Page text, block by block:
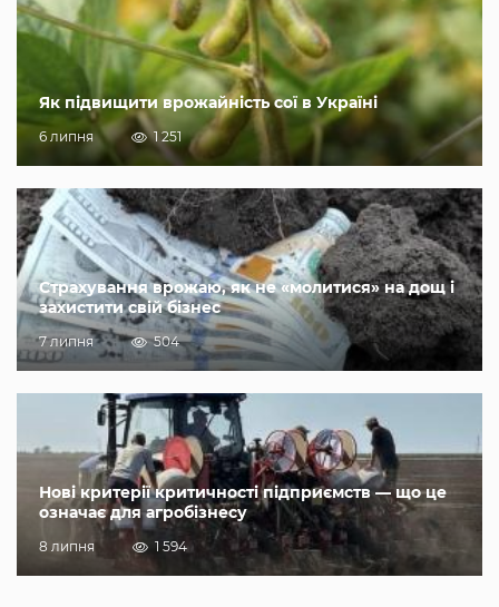
Як підвищити врожайність сої в Україні
6 липня 1 251
Страхування врожаю, як не «молитися» на дощ і
захистити свій бізнес
7 липня 504
Нові критерії критичності підприємств — що це
означає для агробізнесу
8 липня 1 594